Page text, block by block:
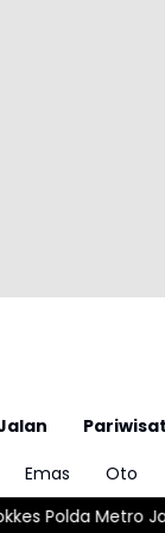
Emas Oto
Korban